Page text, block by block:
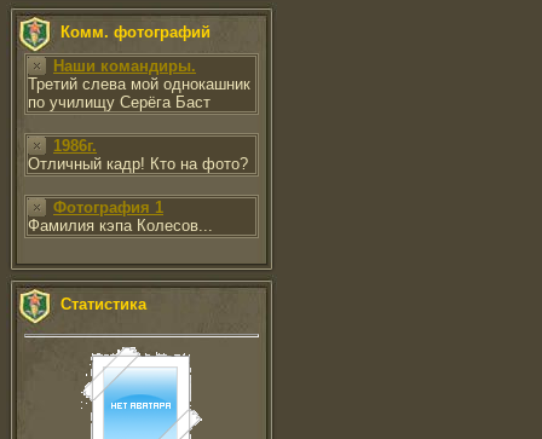
Комм. фотографий
Наши командиры.
Третий слева мой однокашник
по училищу Серёга Баст
1986г.
Отличный кадр! Кто на фото?
Фотография 1
Фамилия кэпа Колесов...
Статистика